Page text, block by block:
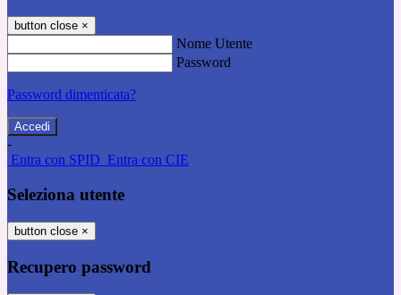
button close ×
Nome Utente
Password
Password dimenticata?
-
Entra con SPID Entra con CIE
Seleziona utente
button close ×
Recupero password